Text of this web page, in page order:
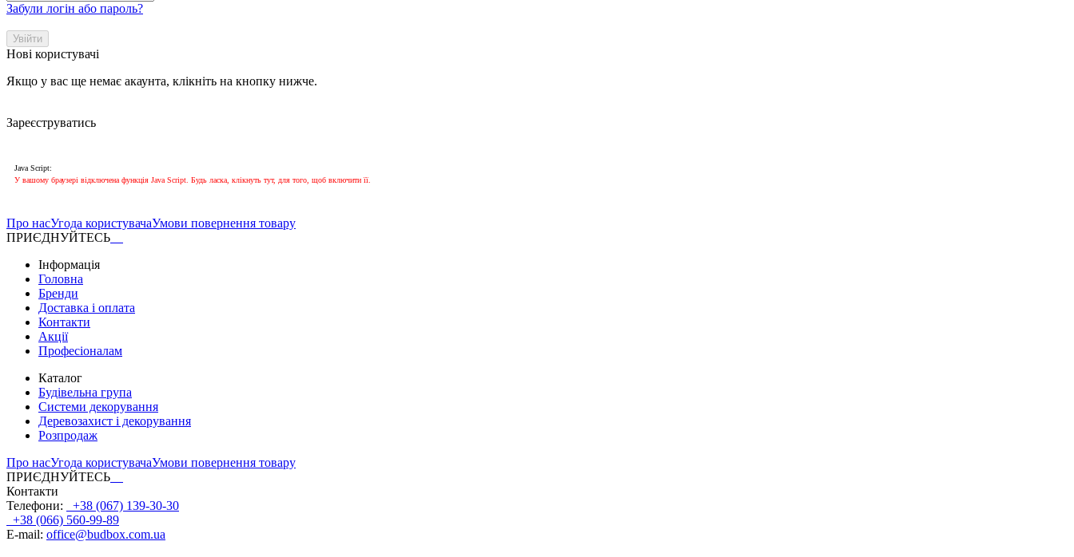
Забули логін або пароль?
Увійти
Нові користувачі
Якщо у вас ще немає акаунта, клікніть на кнопку нижче.
Зареєструватись
Java Script:
У вашому браузері відключена функція Java Script. Будь ласка, клікнуть тут, для того, щоб включити її.
Про насУгода користувачаУмови повернення товару
ПРИЄДНУЙТЕСЬ
Інформація
Головна
Бренди
Доставка і оплата
Контакти
Акції
Професіоналам
Каталог
Будівельна група
Системи декорування
Деревозахист і декорування
Розпродаж
Про насУгода користувачаУмови повернення товару
ПРИЄДНУЙТЕСЬ
Контакти
Телефони:
+38 (067) 139-30-30
+38 (066) 560-99-89
E-mail: office@budbox.com.ua